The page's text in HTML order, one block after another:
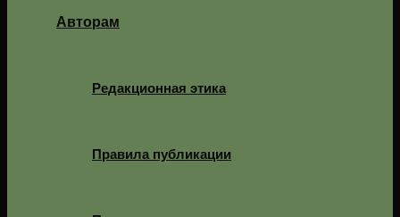
Авторам
Редакционная этика
Правила публикации